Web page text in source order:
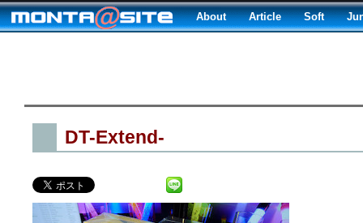
About Article Soft
DT-Extend-